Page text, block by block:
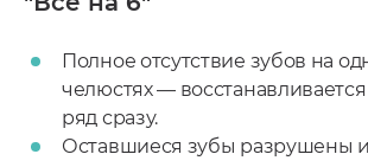
Полное отсутствие зубов на
челюстях —
ряд сразу.
Оставшиеся зубы разрушены